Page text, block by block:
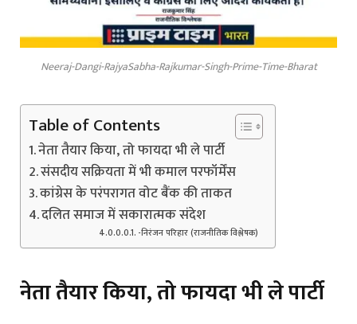
Neeraj-Dangi-RajyaSabha-Rajkumar-Singh-Prime-Time-Bharat
Table of Contents
नेता तैयार किया, तो फायदा भी ले पार्टी
संसदीय सक्रियता में भी कमाल परफॉर्मेंस
कांग्रेस के परंपरागत वोट बैंक की ताकत
दलित समाज में सकारात्मक संदेश
-निरंजन परिहार (राजनीतिक विश्लेषक)
नेता तैयार किया, तो फायदा भी ले पार्टी